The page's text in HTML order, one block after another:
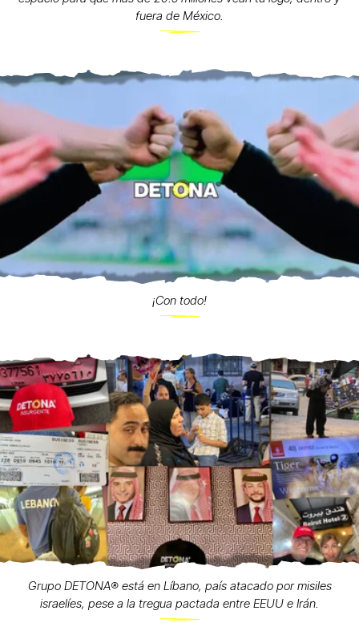
fuera de México.
¡Con todo!
Grupo DETONA®️ está en Líbano, país atacado por misiles
israelíes, pese a la tregua pactada entre EEUU e Irán.